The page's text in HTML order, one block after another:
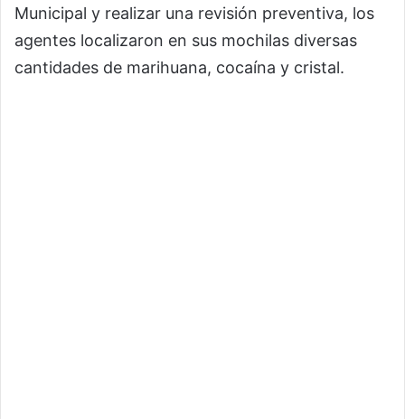
Municipal y realizar una revisión preventiva, los
agentes localizaron en sus mochilas diversas
cantidades de marihuana, cocaína y cristal.